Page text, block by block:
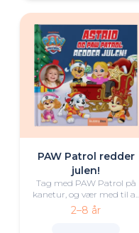
PAW Patrol redder
julen!
Tag med PAW Patrol på
kanetur, og vær med til at
redde julen!
2–8 år